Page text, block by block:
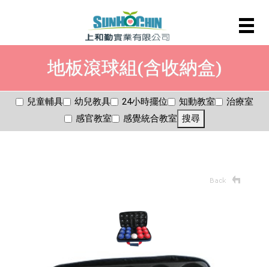
地板滾球組(含收納盒)
兒童輔具 幼兒教具 24小時擺位 知動教室
治療室
感官教室
感覺統合教室 搜尋